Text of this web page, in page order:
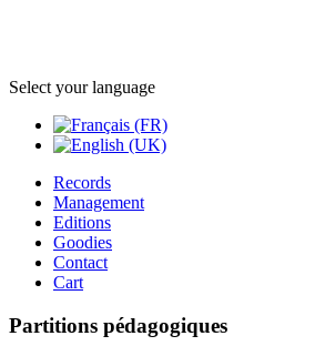
Select your language
Records
Management
Editions
Goodies
Contact
Cart
Partitions pédagogiques